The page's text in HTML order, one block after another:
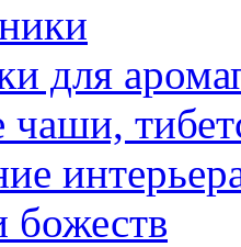
для
божеств